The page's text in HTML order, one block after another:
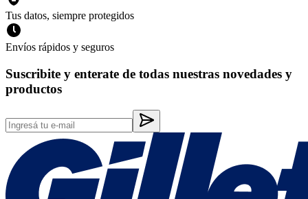
Tus datos, siempre protegidos
Envíos rápidos y seguros
Suscribite y enterate de todas nuestras novedades y
productos